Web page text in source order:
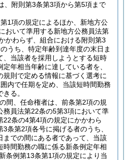
、附則第3条第3項から第5項まで
1項の規定によるほか、新地方公
おいて準用する新地方公務員法第
かわらず、組合における附則第3
うち、特定年齢到達年度の末日ま
、当該者を採用しようとする短時
年相当年齢に達している者を、
規則で定める情報に基づく選考に
内で任期を定め、当該短時間勤務
る。
間、任命権者は、前条第2項の規
務員法第22条の5第3項において準
22条の4第4項の規定にかかわら
条第2項各号に掲げる者のうち、
までの間にある者であって、当該
時間勤務の職に係る新条例定年相
条例第13条第1項の規定により当